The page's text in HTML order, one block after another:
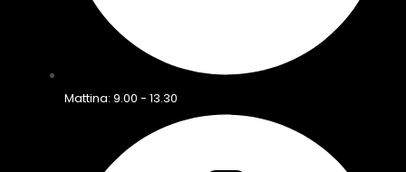
Mattina: 9.00 - 13.30